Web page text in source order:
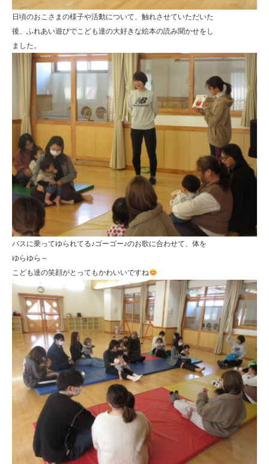
日頃のおこさまの様子や活動について、触れさせていただいた
後、ふれあい遊びでこども達の大好きな絵本の読み聞かせをし
ました。
バスに乗ってゆられてる♪ゴーゴー♪のお歌に合わせて、体を
ゆらゆら～
こども達の笑顔がとってもかわいいですね